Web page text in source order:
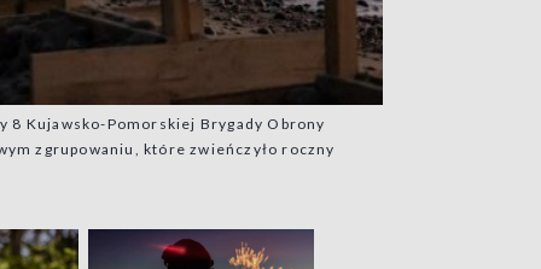
8 Kujawsko-Pomorskiej Brygady Obrony
zgrupowaniu, które zwieńczyło roczny